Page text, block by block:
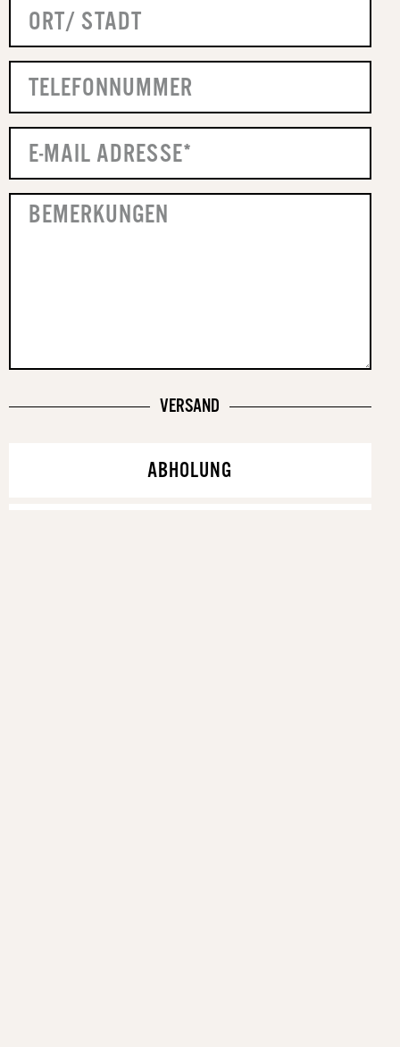
VERSAND
ABHOLUNG